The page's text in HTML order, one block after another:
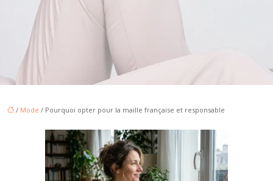
/ Mode / Pourquoi opter pour la maille française et responsable